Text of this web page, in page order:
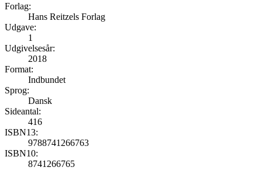
Forlag:
Hans Reitzels Forlag
Udgave:
1
Udgivelsesår:
2018
Format:
Indbundet
Sprog:
Dansk
Sideantal:
416
ISBN13:
9788741266763
ISBN10:
8741266765